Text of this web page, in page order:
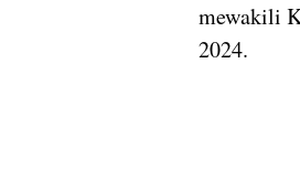
mewakili
2024.